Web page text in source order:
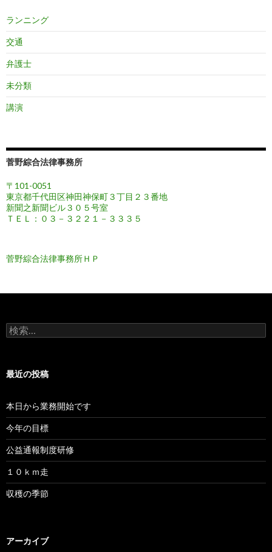
ランニング
交通
弁護士
未分類
講演
菅野綜合法律事務所
〒101-0051
東京都千代田区神田神保町３丁目２３番地
新聞之新聞ビル３０５号室
ＴＥＬ：０３－３２２１－３３３５
菅野綜合法律事務所ＨＰ
検
索:
最近の投稿
本日から業務開始です
今年の目標
公益通報制度研修
１０ｋｍ走
収穫の季節
アーカイブ